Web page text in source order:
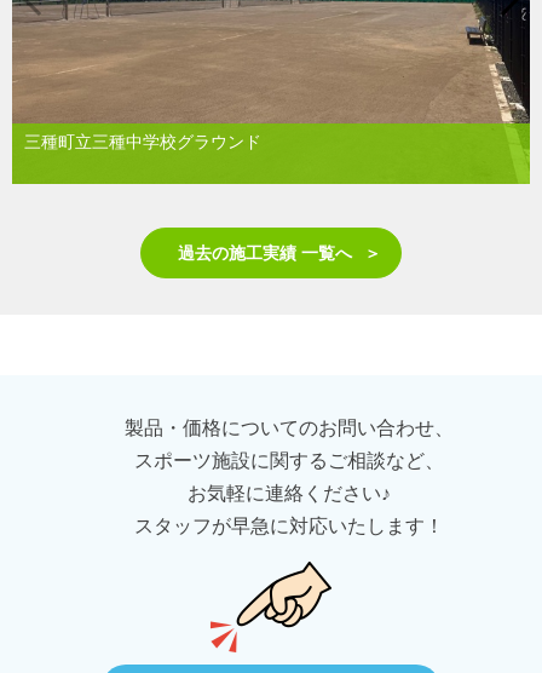
三種町立三種中学校グラウンド
過去の施工実績 一覧へ
製品・価格についてのお問い合わせ、
スポーツ施設に関するご相談など、
お気軽に連絡ください♪
スタッフが早急に対応いたします！